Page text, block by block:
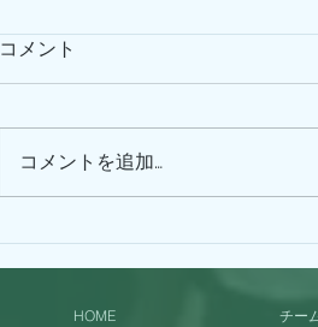
DAY！！！
コメント
コメントを追加…
HOME チー